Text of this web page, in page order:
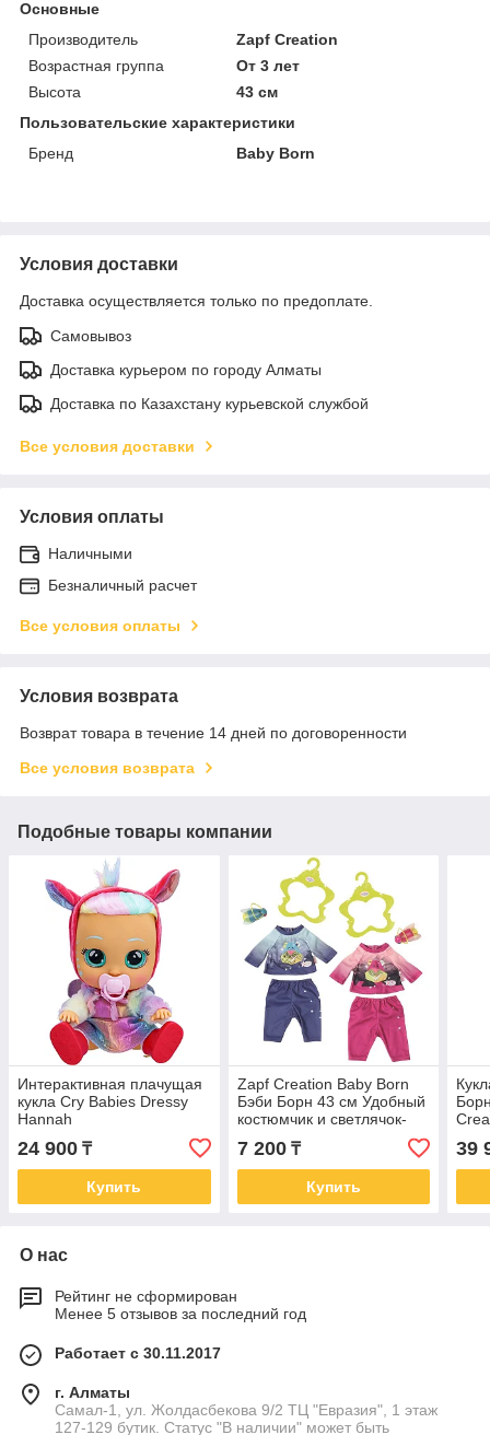
Основные
Производитель
Zapf Creation
Возрастная группа
От 3 лет
Высота
43 см
Пользовательские характеристики
Бренд
Baby Born
Условия доставки
Доставка осуществляется только по предоплате.
Самовывоз
Доставка курьером по городу Алматы
Доставка по Казахстану курьевской службой
Все условия доставки
Условия оплаты
Наличными
Безналичный расчет
Все условия оплаты
Условия возврата
Возврат товара в течение 14 дней по договоренности
Все условия возврата
Подобные товары компании
Интерактивная плачущая
кукла Cry Babies Dressy
Hannah
24 900 ₸
Купить
Zapf Creation Baby Born
Бэби Борн 43 см Удобный
костюмчик и светлячок-
7 200₸
Купить
39
О нас
Рейтинг не сформирован
Менее 5 отзывов за последний год
Работает с 30.11.2017
г. Алматы
Самал-1, ул. Жолдасбекова 9/2 ТЦ "Евразия", 1 этаж
127-129 бутик. Статус "В наличии" может быть